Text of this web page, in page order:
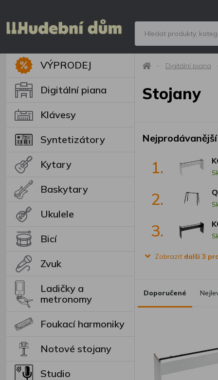
VÝPRODEJ
Digitální piana
Klávesy
Syntetizátory
Kytary
Baskytary
Ukulele
Bicí
Zvuk
Ladičky a
metronomy
Foukací harmoniky
Notové stojany
Studio
Digitální piana
Stojany
1.
2.
3.
Zobrazit další 3
Doporučené